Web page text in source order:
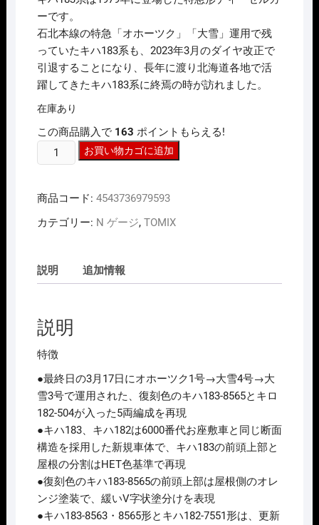
で
し
た。
¥17,952
で
す。
ーです。
石北本線の特急「オホーツク」「大雪」運用で残
っていたキハ183系も、2023年3月のダイヤ改正で
引退することになり、長年に渡り北海道各地で活
躍してきたキハ183系に終焉の時が訪れました。
在庫あり
この商品購入で 163 ポイントもらえる!
ｹﾞ
ｼﾞ
TOMIX
企
ｷ
183
系
(さ
よ
な
ら
ﾊ
183
系
お買い物カゴに追加
商品コード: 4543736979593
カテゴリー: N ゲージ, TOMIX
説明 追加情報
説明
特徴
●最終日の3月17日にオホーツク1号→大雪4号→大
雪3号で運用された、復刻色のキハ183-8565とキロ
182-504が入った5両編成を再現
●キハ183、キハ182は6000番代お座敷車と同じ断面
構造を採用した新規車体で、キハ183の前頭上部と
屋根の分割はHET色基準で再現
●復刻色のキハ183-8565の前頭上部は屋根側のオレ
ンジ塗装で、緩いV字状塗分けを表現
●キハ183-8563・8565形とキハ182-7551形は、更新